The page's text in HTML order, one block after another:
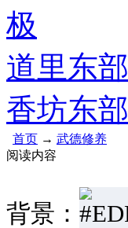
极
道里东部
香坊东部
首页 → 武德修养
阅读内容
背景：